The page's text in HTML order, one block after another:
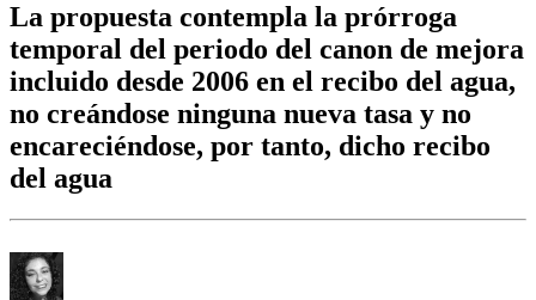
La propuesta contempla la prórroga
temporal del periodo del canon de mejora
incluido desde 2006 en el recibo del agua,
no creándose ninguna nueva tasa y no
encareciéndose, por tanto, dicho recibo
del agua